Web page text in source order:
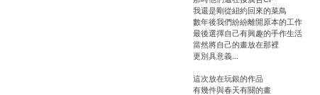
我還是剛從紐約回來的菜鳥
數年後我們紛紛離開原本的工作
最後選擇自己有興趣的手作生活
當然將自己的畫放在那裡
更別具意義...
這次放在玩銀的作品
有幾件與春天有關的畫